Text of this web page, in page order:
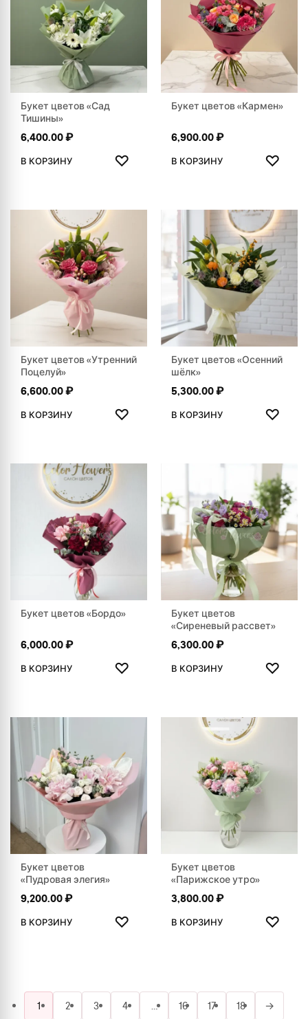
Букет цветов «Сад
Тишины»
6,400.00₽
В КОРЗИНУ ♡
ДОБАВИТЬ В ИЗБРАННОЕ
Букет цветов «Кармен»
6,900.00₽
В КОРЗИНУ ♡
Букет цветов «Утренний
Поцелуй»
6,600.00₽
В КОРЗИНУ ♡
ДОБАВИТЬ В ИЗБРАННОЕ
Букет цветов «Осенний
шёлк»
5,300.00₽
В КОРЗИНУ ♡
Букет цветов «Бордо»
6,000.00₽
В КОРЗИНУ ♡
ДОБАВИТЬ В ИЗБРАННОЕ
Букет цветов
«Сиреневый рассвет»
6,300.00₽
В КОРЗИНУ ♡
Букет цветов
«Пудровая элегия»
9,200.00₽
В КОРЗИНУ ♡
ДОБАВИТЬ В ИЗБРАННОЕ
Букет цветов
«Парижское утро»
3,800.00₽
В КОРЗИНУ ♡
1 2 3 4 … 16 17 18 →